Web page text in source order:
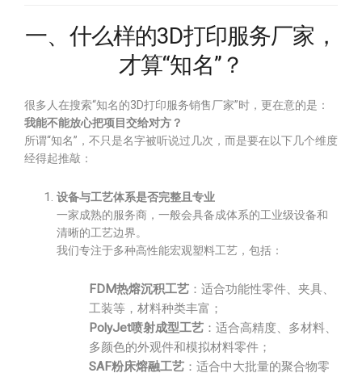
一、什么样的3D打印服务厂家，
才算“知名”？
很多人在搜索“知名的3D打印服务销售厂家”时，更在意的是：
我能不能放心把项目交给对方？
所谓“知名”，不只是名字被听说过几次，而是要在以下几个维度
经得起推敲：
设备与工艺体系是否完整且专业
一家成熟的服务商，一般会具备成体系的工业级设备和
清晰的工艺边界。
我们专注于多种高性能宏观塑料工艺，包括：
FDM热熔沉积工艺 ：适合功能性零件、夹具、
工装等，材料种类丰富；
PolyJet喷射成型工艺 ：适合高精度、多材料、
多颜色的外观件和模拟材料零件；
SAF粉床熔融工艺 ：适合中大批量的聚合物零